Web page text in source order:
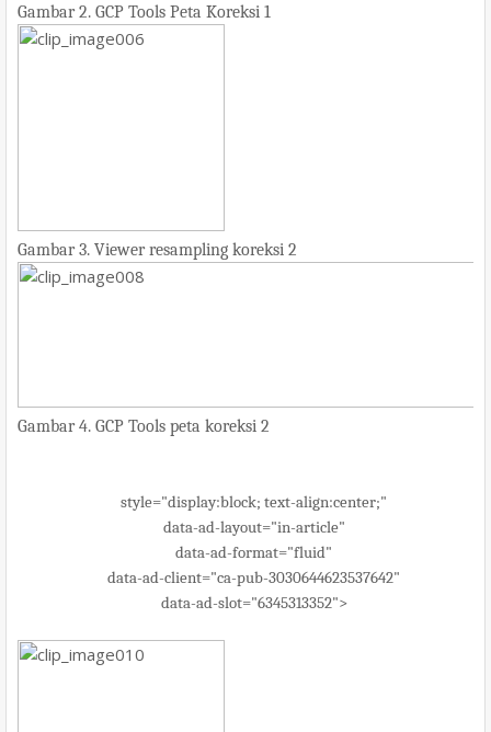
Gambar 2. GCP Tools Peta Koreksi 1
Gambar 3. Viewer resampling koreksi 2
Gambar 4. GCP Tools peta koreksi 2
style="display:block; text-align:center;"
data-ad-layout="in-article"
data-ad-format="fluid"
data-ad-client="ca-pub-3030644623537642"
data-ad-slot="6345313352">